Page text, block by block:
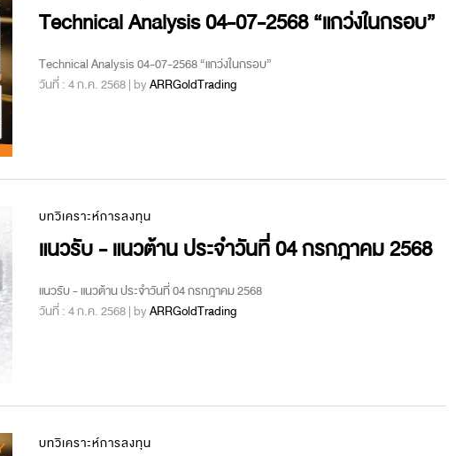
Technical Analysis 04-07-2568 “แกว่งในกรอบ”
Technical Analysis 04-07-2568 “แกว่งในกรอบ”
วันที่ : 4 ก.ค. 2568 | byARRGoldTrading
บทวิเคราะห์การลงทุน
แนวรับ - แนวต้าน ประจำวันที่ 04 กรกฎาคม 2568
แนวรับ - แนวต้าน ประจำวันที่ 04 กรกฎาคม 2568
วันที่ : 4 ก.ค. 2568 | byARRGoldTrading
บทวิเคราะห์การลงทุน